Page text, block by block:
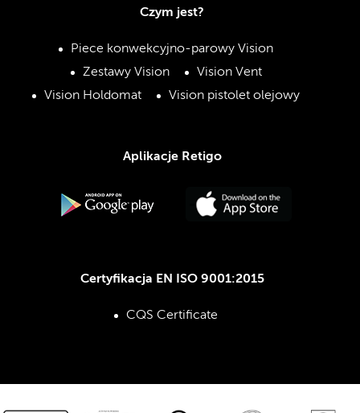
Czym jest?
Piece konwekcyjno-parowy Vision
Zestawy Vision
Vision Vent
Vision Holdomat
Vision pistolet olejowy
Aplikacje Retigo
Certyfikacja EN ISO 9001:2015
CQS Certificate